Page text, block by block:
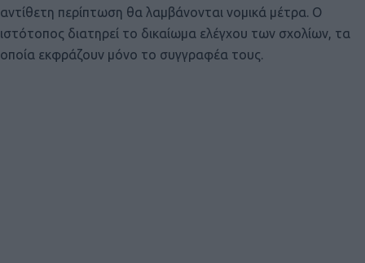
αντίθετη περίπτωση θα λαμβάνονται νομικά μέτρα. Ο
ιστότοπος διατηρεί το δικαίωμα ελέγχου των σχολίων, τα
οποία εκφράζουν μόνο το συγγραφέα τους.